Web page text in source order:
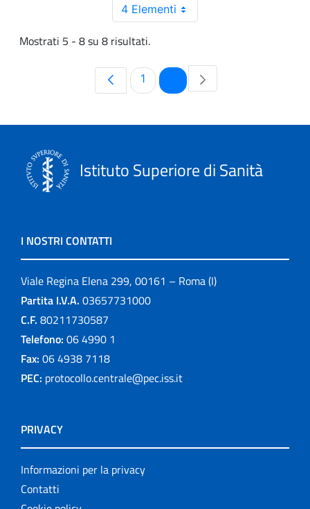
4 Elementi
Mostrati 5 - 8 su 8 risultati.
Pagina
1 Pagina
Istituto Superiore di Sanità
I NOSTRI CONTATTI
Viale Regina Elena 299, 00161 – Roma (I)
Partita I.V.A. 03657731000
C.F. 80211730587
Telefono: 06 4990 1
Fax: 06 4938 7118
PEC: protocollo.centrale@pec.iss.it
PRIVACY
Informazioni per la privacy
Contatti